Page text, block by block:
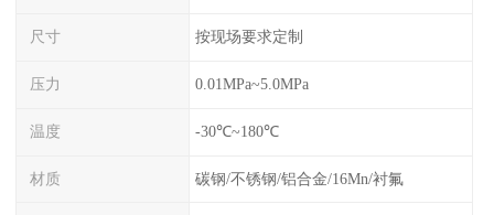
尺寸 按现场要求定制
压力 0.01MPa~5.0MPa
温度 -30℃~180℃
材质 碳钢/不锈钢/铝合金/16Mn/衬氟